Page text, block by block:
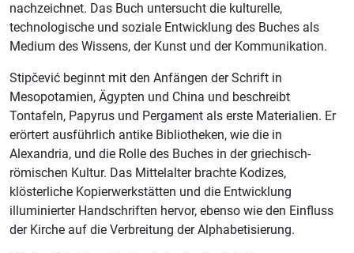
nachzeichnet. Das Buch untersucht die kulturelle,
technologische und soziale Entwicklung des Buches als
Medium des Wissens, der Kunst und der Kommunikation.
Stipčević beginnt mit den Anfängen der Schrift in
Mesopotamien, Ägypten und China und beschreibt
Tontafeln, Papyrus und Pergament als erste Materialien. Er
erörtert ausführlich antike Bibliotheken, wie die in
Alexandria, und die Rolle des Buches in der griechisch-
römischen Kultur. Das Mittelalter brachte Kodizes,
klösterliche Kopierwerkstätten und die Entwicklung
illuminierter Handschriften hervor, ebenso wie den Einfluss
der Kirche auf die Verbreitung der Alphabetisierung.